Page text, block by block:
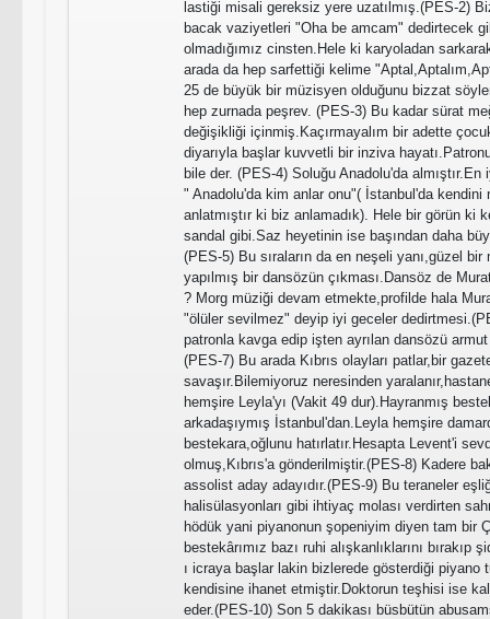
lastiği misali gereksiz yere uzatılmış.(PES-2)
bacak vaziyetleri "Oha be amcam" dedirtecek
olmadığımız cinsten.Hele ki karyoladan
arada da hep sarfettiği kelime
25 de büyük bir müzisyen olduğunu bizzat
hep zurnada peşrev. (PES-3) Bu kadar sürat
değişikliği içinmiş.Kaçırmayalım bir adette
diyarıyla başlar kuvvetli bir inziva
bile der. (PES-4) Soluğu Anadolu'da
" Anadolu'da kim anlar onu"( İstanbul'da kendini
anlatmıştır ki biz anlamadık). Hele bir görün ki
sandal gibi.Saz heyetinin ise başından daha
(PES-5) Bu sıraların da en neşeli yanı,güzel bir
yapılmış bir dansözün çıkması.Dansöz de
? Morg müziği devam etmekte,profilde hala
"ölüler sevilmez" deyip iyi geceler
patronla kavga edip işten ayrılan dansözü
(PES-7) Bu arada Kıbrıs olayları patlar,bir
savaşır.Bilemiyoruz neresinden
hemşire Leyla'yı (Vakit 49 dur).Hayranmış
arkadaşıymış İstanbul'dan.Leyla hemşire
bestekara,oğlunu hatırlatır.Hesapta Levent'i
olmuş,Kıbrıs'a gönderilmiştir.(PES-8) Kadere
assolist aday adayıdır.(PES-9) Bu teraneler
halisülasyonları gibi ihtiyaç molası verdirten
hödük yani piyanonun şopeniyim diyen tam bir
bestekârımız bazı ruhi alışkanlıklarını bırakıp
ı icraya başlar lakin bizlerede gösterdiği piyano
kendisine ihanet etmiştir.Doktorun teşhisi ise
eder.(PES-10) Son 5 dakikası büsbütün